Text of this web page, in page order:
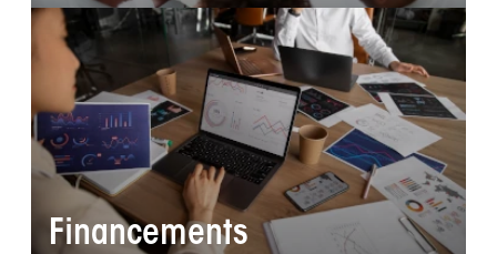
Financements